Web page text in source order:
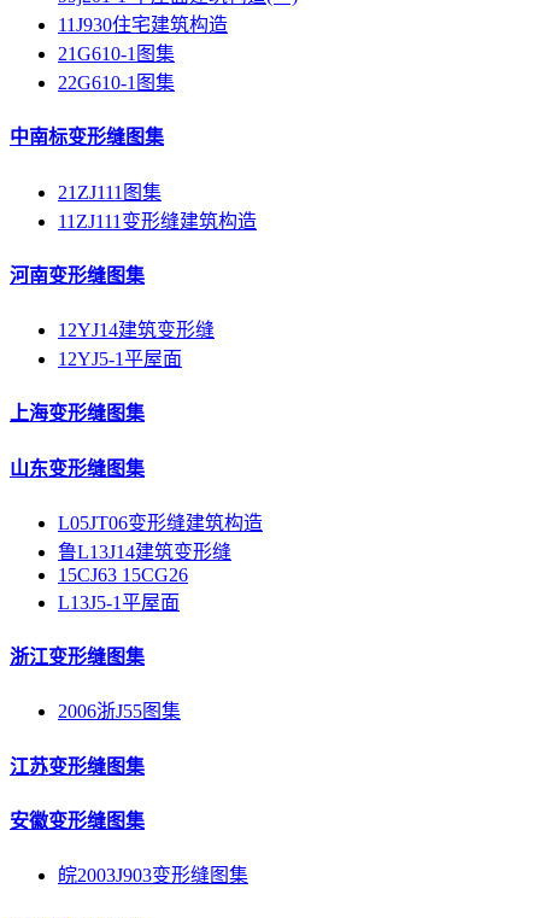
11J930住宅建筑构造
21G610-1图集
22G610-1图集
中南标变形缝图集
21ZJ111图集
11ZJ111变形缝建筑构造
河南变形缝图集
12YJ14建筑变形缝
12YJ5-1平屋面
上海变形缝图集
山东变形缝图集
L05JT06变形缝建筑构造
鲁L13J14建筑变形缝
15CJ63 15CG26
L13J5-1平屋面
浙江变形缝图集
2006浙J55图集
江苏变形缝图集
安徽变形缝图集
皖2003J903变形缝图集